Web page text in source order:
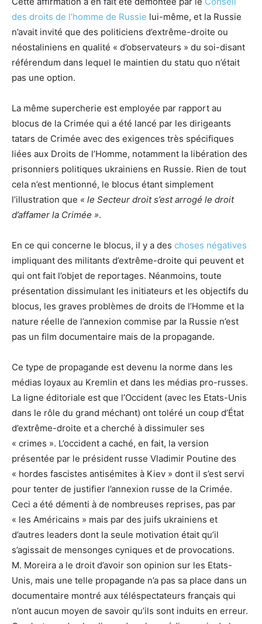
des droits de l’homme de Russie lui-même, et la Russie
n’avait invité que des politiciens d’extrême-droite ou
néostaliniens en qualité « d’observateurs » du soi-disant
référendum dans lequel le maintien du statu quo n’était
pas une option.
La même supercherie est employée par rapport au
blocus de la Crimée qui a été lancé par les dirigeants
tatars de Crimée avec des exigences très spécifiques
liées aux Droits de l’Homme, notamment la libération des
prisonniers politiques ukrainiens en Russie. Rien de tout
cela n’est mentionné, le blocus étant simplement
l’illustration que « le Secteur droit s’est arrogé le droit
d’affamer la Crimée ».
En ce qui concerne le blocus, il y a des choses négatives
impliquant des militants d’extrême-droite qui peuvent et
qui ont fait l’objet de reportages. Néanmoins, toute
présentation dissimulant les initiateurs et les objectifs du
blocus, les graves problèmes de droits de l’Homme et la
nature réelle de l’annexion commise par la Russie n’est
pas un film documentaire mais de la propagande.
Ce type de propagande est devenu la norme dans les
médias loyaux au Kremlin et dans les médias pro-russes.
La ligne éditoriale est que l’Occident (avec les Etats-Unis
dans le rôle du grand méchant) ont toléré un coup d’État
d’extrême-droite et a cherché à dissimuler ses
« crimes ». L’occident a caché, en fait, la version
présentée par le président russe Vladimir Poutine des
« hordes fascistes antisémites à Kiev » dont il s’est servi
pour tenter de justifier l’annexion russe de la Crimée.
Ceci a été démenti à de nombreuses reprises, pas par
« les Américains » mais par des juifs ukrainiens et
d’autres leaders dont la seule motivation était qu’il
s’agissait de mensonges cyniques et de provocations.
M. Moreira a le droit d’avoir son opinion sur les Etats-
Unis, mais une telle propagande n’a pas sa place dans un
documentaire montré aux téléspectateurs français qui
n’ont aucun moyen de savoir qu’ils sont induits en erreur.